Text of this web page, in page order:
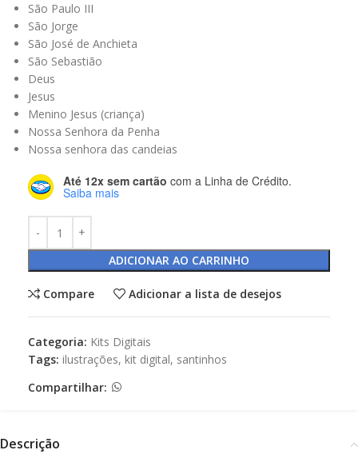
São Paulo III
São Jorge
São José de Anchieta
São Sebastião
Deus
Jesus
Menino Jesus (criança)
Nossa Senhora da Penha
Nossa senhora das candeias
Até 12x sem cartão com a Linha de Crédito.
Saiba mais
ADICIONAR AO CARRINHO
Compare Adicionar a lista de desejos
Categoria: Kits Digitais
Tags: ilustrações, kit digital, santinhos
Compartilhar:
Descrição